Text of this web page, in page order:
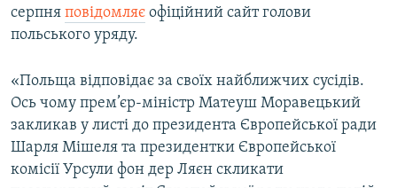
серпня повідомляє офіційний сайт голови
польського уряду.
«Польща відповідає за своїх найближчих сусідів.
Ось чому прем’єр-міністр Матеуш Моравецький
закликав у листі до президента Європейської ради
Шарля Мішеля та президентки Європейської
комісії Урсули фон дер Ляєн скликати